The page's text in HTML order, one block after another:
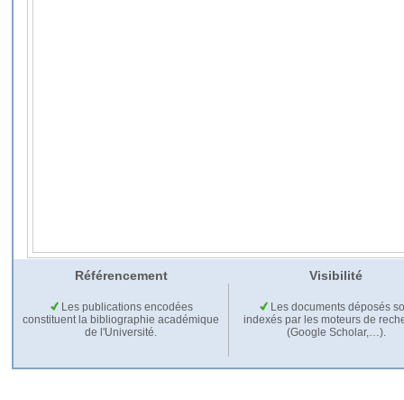
Référencement Visibilité
Les publications encodées
constituent la bibliographie académique
de l'Université.
Les documents déposés
indexés par les moteurs de
(Google Scholar,…).